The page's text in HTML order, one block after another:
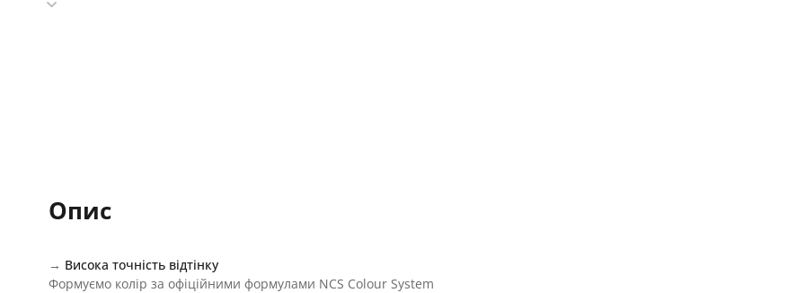
Опис
→ Висока точність відтінку
Формуємо колір за офіційними формулами NCS Colour System